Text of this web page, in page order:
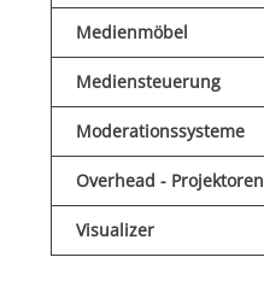
Medienmöbel
Mediensteuerung
Moderationssysteme
Overhead - Projektoren
Visualizer